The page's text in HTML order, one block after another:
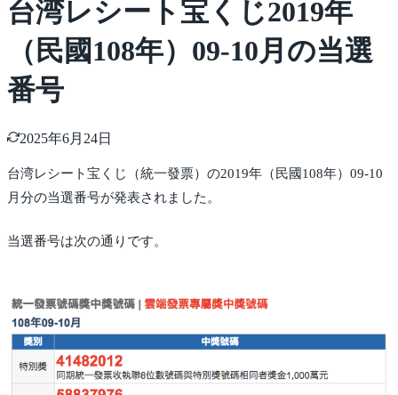
台湾レシート宝くじ2019年
（民國108年）09-10月の当選
番号
2025年6月24日
台湾レシート宝くじ（統一發票）の2019年（民國108年）09-10
月分の当選番号が発表されました。
当選番号は次の通りです。